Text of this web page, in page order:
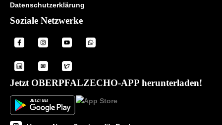
Datenschutzerklärung
Soziale Netzwerke
Jetzt OBERPFALZECHO-APP herunterladen!